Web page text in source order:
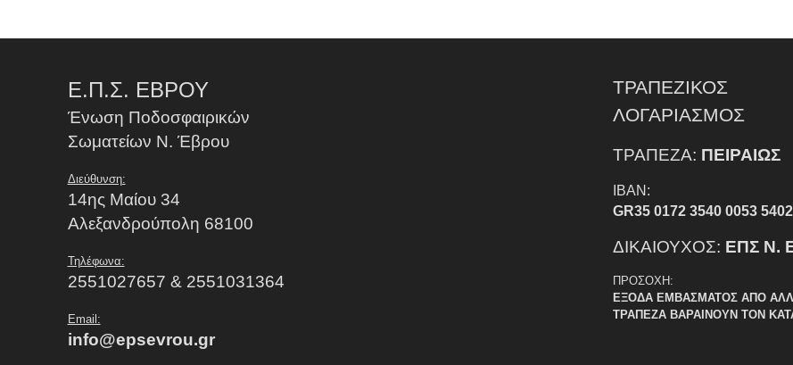
Ε.Π.Σ. ΕΒΡΟΥ
Ένωση Ποδοσφαιρικών
Σωματείων Ν. Έβρου
Διεύθυνση:
14ης Μαίου 34
Αλεξανδρούπολη 68100
Τηλέφωνα:
2551027657 & 2551031364
Email:
info@epsevrou.gr
ΤΡΑΠΕΖΙΚΟΣ
ΛΟΓΑΡΙΑΣΜΟΣ
ΤΡΑΠΕΖΑ: ΠΕΙΡΑΙΩΣ
IBAN:
GR35 0172 3540 0053
ΔΙΚΑΙΟΥΧΟΣ: ΕΠΣ Ν.
ΠΡΟΣΟΧΗ:
ΕΞΟΔΑ ΕΜΒΑΣΜΑΤΟΣ ΑΠΟ
ΤΡΑΠΕΖΑ ΒΑΡΑΙΝΟΥΝ ΤΟΝ